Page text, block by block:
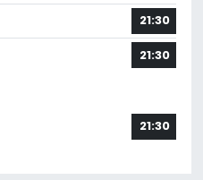
21:30
21:30
21:30